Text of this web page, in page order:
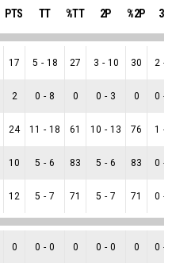
PTS TT %TT 2P %2P 3P
17 5 - 18 27 3 - 10 30 2 -
2 0 - 8 0 0 - 3 0 0 -
24 11 - 18 61 10 - 13 76 1 -
10 5 - 6 83 5 - 6 83 0 -
12 5 - 7 71 5 - 7 71 0 -
0 0 - 0 0 0 - 0 0 0 -